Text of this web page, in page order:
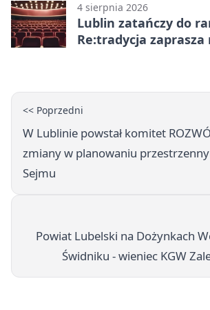
4 sierpnia 2026
Lublin zatańczy do
Re:tradycja zaprasza
<< Poprzedni
W Lublinie powstał komitet
zmiany w planowaniu
Sejmu
Powiat Lubelski na Dożynkach
Świdniku - wieniec KGW